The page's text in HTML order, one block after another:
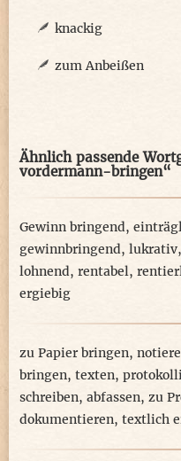
knackig
zum Anbeißen
Ähnlich passende
vordermann-bringen“
Gewinn bringend,
gewinnbringend, lukrativ,
lohnend, rentabel,
ergiebig
zu Papier bringen,
bringen, texten,
schreiben, abfassen, zu
dokumentieren, textlich